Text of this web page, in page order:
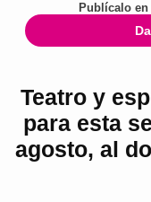
Publícalo en
Teatro y
para esta
agosto, al